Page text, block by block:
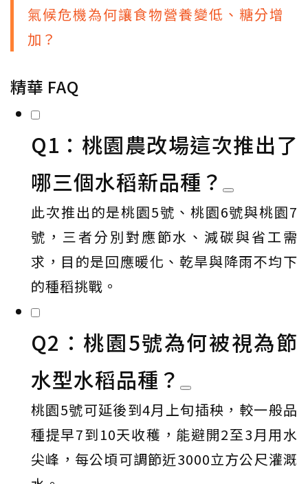
氣候危機為何讓食物營養變低、糖分增
加？
精華 FAQ
Q1：桃園農改場這次推出了
哪三個水稻新品種？
此次推出的是桃園5號、桃園6號與桃園7
號，三者分別對應節水、減碳與省工需
求，目的是回應暖化、乾旱與降雨不均下
的種稻挑戰。
Q2：桃園5號為何被視為節
水型水稻品種？
桃園5號可延後到4月上旬插秧，較一般品
種提早7到10天收穫，能避開2至3月用水
尖峰，每公頃可調節近3000立方公尺灌溉